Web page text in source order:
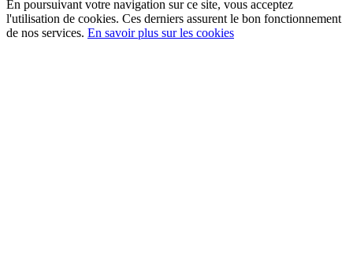
En poursuivant votre navigation sur ce site, vous acceptez
l'utilisation de cookies. Ces derniers assurent le bon fonctionnement
de nos services. En savoir plus sur les cookies